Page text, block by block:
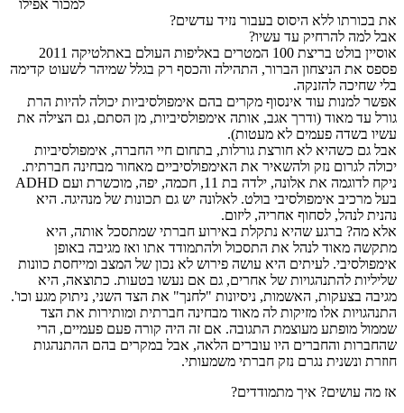
למכור אפילו
את בכורתו ללא היסוס בעבור נזיד עדשים?
אבל למה להרחיק עד עשיו?
אוסיין בולט בריצת 100 המטרים באליפות העולם באתלטיקה 2011
פספס את הניצחון הברור, התהילה והכסף רק בגלל שמיהר לשעוט קדימה
בלי שחיכה להזנקה.
אפשר למנות עוד אינסוף מקרים בהם אימפולסיביות יכולה להיות הרת
גורל עד מאוד (ודרך אגב, אותה אימפולסיביות, מן הסתם, גם הצילה את
עשיו בשדה פעמים לא מעטות).
אבל גם כשהיא לא חורצת גורלות, בתחום חיי החברה, אימפולסיביות
יכולה לגרום נזק ולהשאיר את האימפולסיביים מאחור מבחינה חברתית.
ניקח לדוגמה את אלונה, ילדה בת 11, חכמה, יפה, מוכשרת ועם ADHD
בעל מרכיב אימפולסיבי בולט. לאלונה יש גם תכונות של מנהיגה. היא
נהנית לנהל, לסחוף אחריה, ליזום.
אלא מה? ברגע שהיא נתקלת באירוע חברתי שמתסכל אותה, היא
מתקשה מאוד לנהל את התסכול ולהתמודד אתו ואז מגיבה באופן
אימפולסיבי. לעיתים היא עושה פירוש לא נכון של המצב ומייחסת כוונות
שליליות להתנהגויות של אחרים, גם אם נעשו בטעות. כתוצאה, היא
מגיבה בצעקות, האשמות, ניסיונות "לחנך" את הצד השני, ניתוק מגע וכו'.
התנהגויות אלו מזיקות לה מאוד מבחינה חברתית ומותירות את הצד
שממול מופתע מעוצמת התגובה. אם זה היה קורה פעם פעמיים, הרי
שהחברות והחברים היו עוברים הלאה, אבל במקרים בהם ההתנהגות
חוזרת ונשנית נגרם נזק חברתי משמעותי.
אז מה עושים? איך מתמודדים?